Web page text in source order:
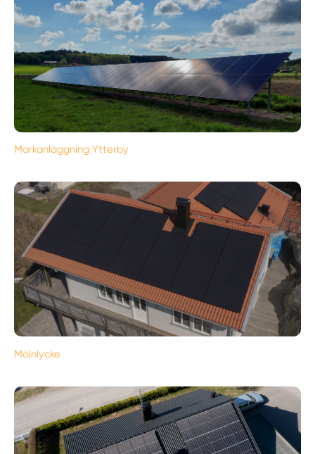
Markanläggning Ytterby
Mölnlycke